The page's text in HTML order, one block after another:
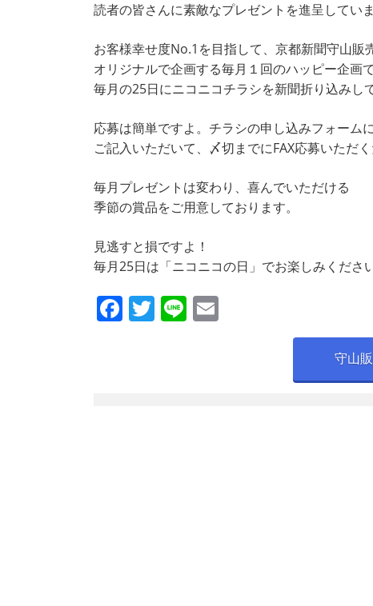
読者の皆さんに素敵なプレゼントを進呈していま
お客様幸せ度No.1を目指して、京都新聞守山販
オリジナルで企画する毎月１回のハッピー企画で
毎月の25日にニコニコチラシを新聞折り込みし
応募は簡単ですよ。チラシの申し込みフォーム
ご記入いただいて、〆切までにFAX応募いただく
毎月プレゼントは変わり、喜んでいただける
季節の賞品をご用意しております。
見逃すと損ですよ！
毎月25日は「ニコニコの日」でお楽しみください
F T Li
守山